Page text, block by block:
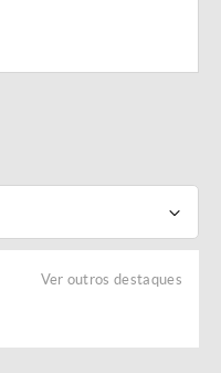
Ver outros destaques